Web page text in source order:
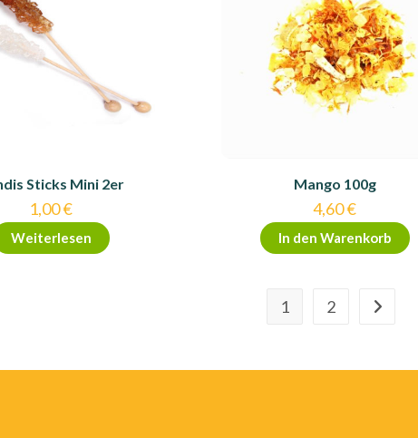
Sticks Mini 2er
1,00€
Weiterlesen
Mango 100g
4,60€
In den Warenkorb
1 2